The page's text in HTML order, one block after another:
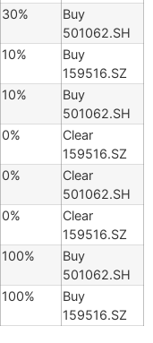
30%
Buy
501062.SH
10%
Buy
159516.SZ
10%
Buy
501062.SH
0%
Clear
159516.SZ
0%
Clear
501062.SH
0%
Clear
159516.SZ
100%
Buy
501062.SH
100%
Buy
159516.SZ